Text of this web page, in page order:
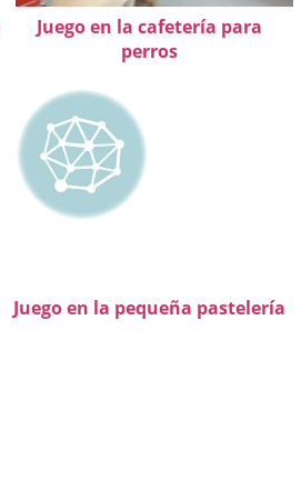
Juego en la cafetería para
perros
Juego en la pequeña pastelería